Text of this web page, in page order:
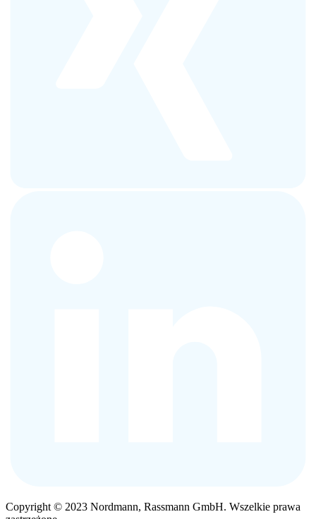
Copyright © 2023 Nordmann, Rassmann GmbH. Wszelkie prawa